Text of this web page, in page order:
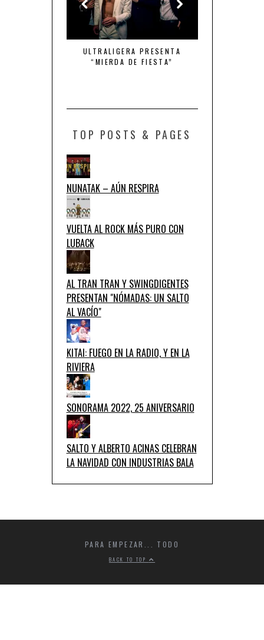
ULTRALIGERA PRESENTA
“MIERDA DE FIESTA”
TOP POSTS & PAGES
NUNATAK – AÚN RESPIRA
VUELTA AL ROCK MÁS PURO CON
LUBACK
AL TRAN TRAN Y SWINGDIGENTES
PRESENTAN "NÓMADAS: UN SALTO
AL VACÍO"
KITAI: FUEGO EN LA RADIO, Y EN LA
RIVIERA
SONORAMA 2022, 25 ANIVERSARIO
SALTO Y ALBERTO ACINAS CELEBRAN
LA NAVIDAD CON INDUSTRIAS BALA
PARA EMPEZAR... TODO
BACK TO TOP